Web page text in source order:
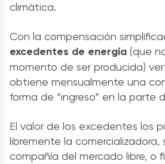
climática.
Con la compensación
excedentes de energía (que
momento de ser producida)
obtiene mensualmente una
forma de “ingreso” en la parte
El valor de los excedentes los
libremente la
compañía del mercado libre, o